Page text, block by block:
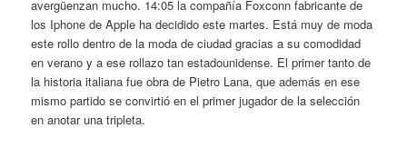
avergüenzan mucho. 14:05 la compañía Foxconn fabricante de
los Iphone de Apple ha decidido este martes. Está muy de moda
este rollo dentro de la moda de ciudad gracias a su comodidad
en verano y a ese rollazo tan estadounidense. El primer tanto de
la historia italiana fue obra de Pietro Lana, que además en ese
mismo partido se convirtió en el primer jugador de la selección
en anotar una tripleta.